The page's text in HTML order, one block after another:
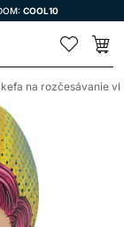
COOL10
na rozčesávanie